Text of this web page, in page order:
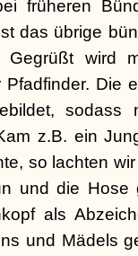
früheren
das übrige
Gegrüßt wird
Die
z.B. ein
so lachten
und die Hose
als
und Mädels